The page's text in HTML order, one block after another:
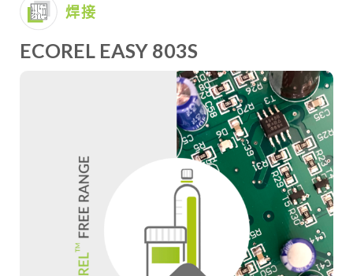
焊接
ECOREL EASY 803S